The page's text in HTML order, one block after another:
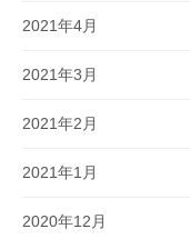
2021年4月
2021年3月
2021年2月
2021年1月
2020年12月